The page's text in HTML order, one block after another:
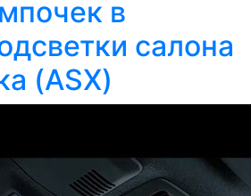
в
салона
(ASX)